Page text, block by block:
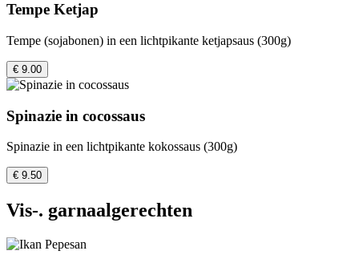
Tempe Ketjap
Tempe (sojabonen) in een lichtpikante ketjapsaus (300g)
€ 9.00
Spinazie in cocossaus
Spinazie in een lichtpikante kokossaus (300g)
€ 9.50
Vis-. garnaalgerechten